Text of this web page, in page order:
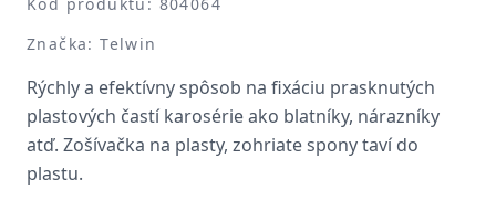
Značka: Telwin
Rýchly a efektívny spôsob na fixáciu prasknutých
plastových častí karosérie ako blatníky, nárazníky
atď. Zošívačka na plasty, zohriate spony taví do
plastu.